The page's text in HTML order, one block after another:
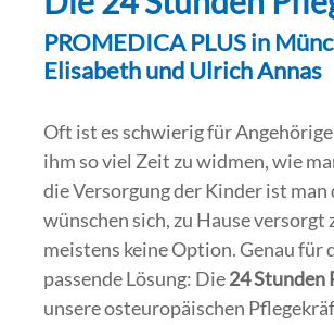
PROMEDICA PLUS in
Elisabeth und Ulrich Annas
Oft ist es schwierig für
ihm so viel Zeit zu widmen, wie
die Versorgung der Kinder ist
wünschen sich, zu Hause
meistens keine Option. Genau für
passende Lösung: Die24 Stunden
unsere osteuropäischen